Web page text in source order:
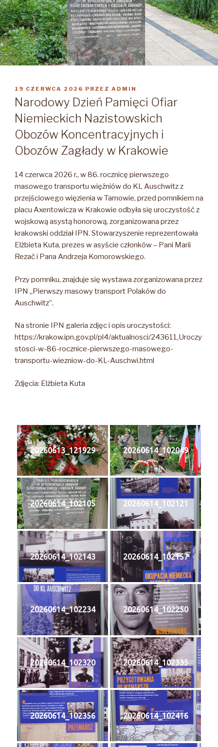
OPUBLIKOWANE
W
19 CZERWCA 2026 PRZEZ ADMIN
Narodowy Dzień Pamięci Ofiar
Niemieckich Nazistowskich
Obozów Koncentracyjnych i
Obozów Zagłady w Krakowie
14 czerwca 2026 r., w 86. rocznicę pierwszego
masowego transportu więźniów do KL Auschwitz z
przejściowego więzienia w Tarnowie, przed pomnikiem na
placu Axentowicza w Krakowie odbyła się uroczystość z
wojskową asystą honorową, zorganizowana przez
krakowski oddział IPN. Stowarzyszenie reprezentowała
Elżbieta Kuta, prezes w asyście członków – Pani Marii
Rezač i Pana Andrzeja Komorowskiego.
Przy pomniku, znajduje się wystawa zorganizowana przez
IPN „Pierwszy masowy transport Polaków do
Auschwitz”.
Na stronie IPN galeria zdjęc i opis uroczystości:
https://krakow.ipn.gov.pl/pl4/aktualnosci/243611,Uroczy
stosci-w-86-rocznice-pierwszego-masowego-
transportu-wiezniow-do-KL-Auschwi.html
Zdjęcia: Elżbieta Kuta
20260613_121929 20260614_102049
20260614_102105 20260614_102121
20260614_102143 20260614_102157
20260614_102234 20260614_102250
20260614_102320 20260614_102335
20260614_102356 20260614_102416